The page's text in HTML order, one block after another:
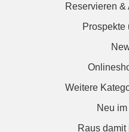
Reservieren
Prospekte
Weitere
Neu
Raus